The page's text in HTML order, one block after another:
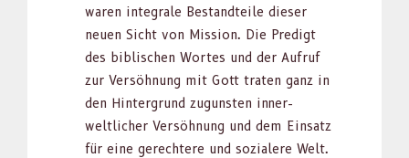
waren inte­grale Bestandteile dieser
neuen Sicht von Mis­sion. Die Predigt
des bib­lis­chen Wortes und der Aufruf
zur Ver­söh­nung mit Gott trat­en ganz in
den Hin­ter­grund zugun­sten inner­
weltlich­er Ver­söh­nung und dem Ein­satz
für eine gerechtere und sozialere Welt.